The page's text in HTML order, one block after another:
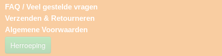
FAQ / Veel gestelde vragen
Verzenden & Retourneren
Algemene Voorwaarden
Herroeping